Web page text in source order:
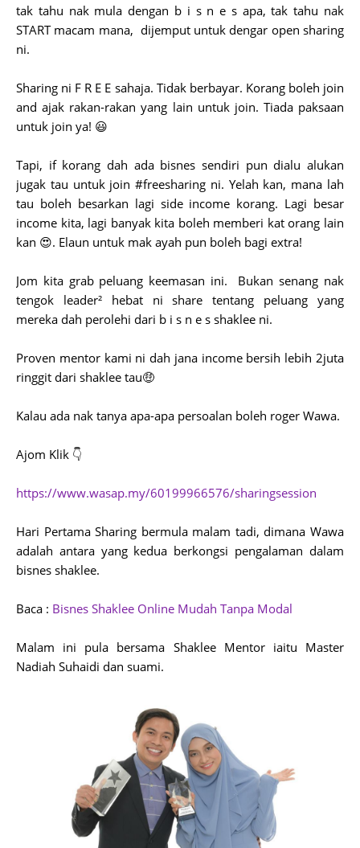
tak tahu nak mula dengan b i s n e s apa, tak tahu nak
START macam mana, dijemput untuk dengar open sharing
ni.
Sharing ni F R E E sahaja. Tidak berbayar. Korang boleh join
and ajak rakan-rakan yang lain untuk join. Tiada paksaan
untuk join ya! 😃
Tapi, if korang dah ada bisnes sendiri pun dialu alukan
jugak tau untuk join #freesharing ni. Yelah kan, mana lah
tau boleh besarkan lagi side income korang. Lagi besar
income kita, lagi banyak kita boleh memberi kat orang lain
kan 😍. Elaun untuk mak ayah pun boleh bagi extra!
Jom kita grab peluang keemasan ini. Bukan senang nak
tengok leader² hebat ni share tentang peluang yang
mereka dah perolehi dari b i s n e s shaklee ni.
Proven mentor kami ni dah jana income bersih lebih 2juta
ringgit dari shaklee tau🤑
Kalau ada nak tanya apa-apa persoalan boleh roger Wawa.
Ajom Klik 👇
https://www.wasap.my/60199966576/sharingsession
Hari Pertama Sharing bermula malam tadi, dimana Wawa
adalah antara yang kedua berkongsi pengalaman dalam
bisnes shaklee.
Baca : Bisnes Shaklee Online Mudah Tanpa Modal
Malam ini pula bersama Shaklee Mentor iaitu Master
Nadiah Suhaidi dan suami.